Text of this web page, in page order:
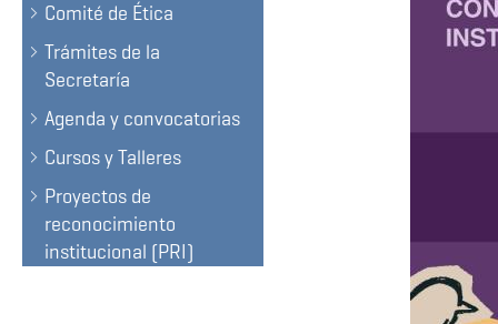
Comité de Ética
Trámites de la
Secretaría
Agenda y convocatorias
Cursos y Talleres
Proyectos de
reconocimiento
institucional (PRI)